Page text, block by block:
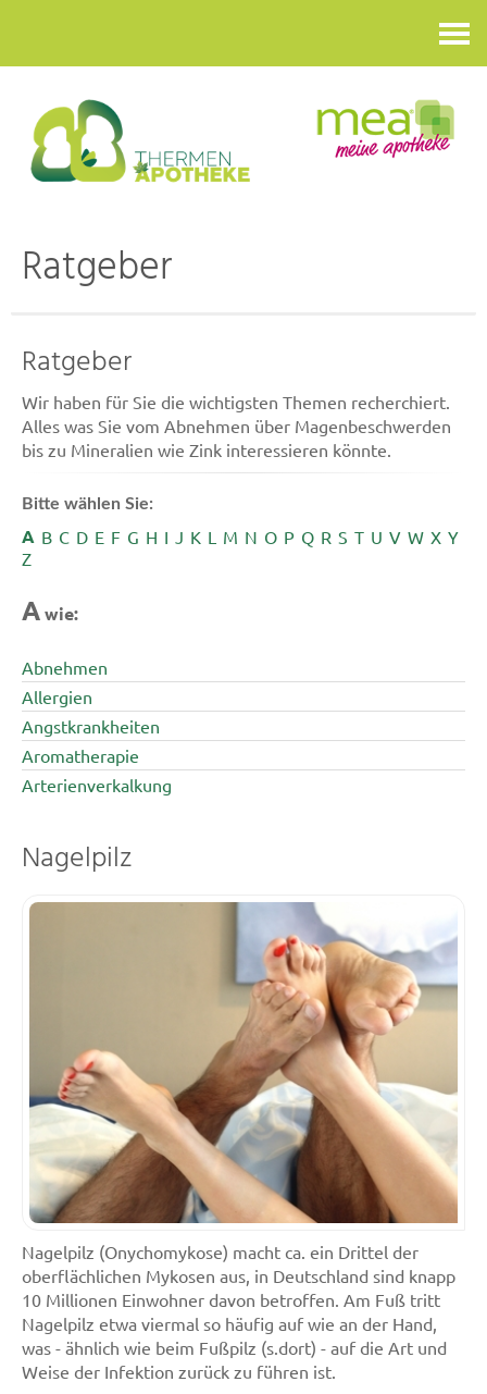
Ratgeber
Ratgeber
Wir haben für Sie die wichtigsten Themen recherchiert.
Alles was Sie vom Abnehmen über Magenbeschwerden
bis zu Mineralien wie Zink interessieren könnte.
Bitte wählen Sie:
A B C D E F G H I J K L M N O P Q R S T U V W X Y
Z
Awie:
Abnehmen
Allergien
Angstkrankheiten
Aromatherapie
Arterienverkalkung
Nagelpilz
Nagelpilz (Onychomykose) macht ca. ein Drittel der
oberflächlichen Mykosen aus, in Deutschland sind knapp
10 Millionen Einwohner davon betroffen. Am Fuß tritt
Nagelpilz etwa viermal so häufig auf wie an der Hand,
was - ähnlich wie beim Fußpilz (s.dort) - auf die Art und
Weise der Infektion zurück zu führen ist.